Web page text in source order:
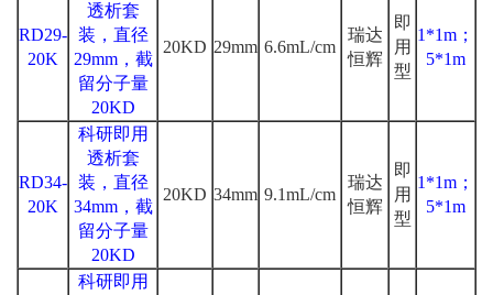
RD29-
20K
透析套
装，直径
29mm，截
留分子量
20KD
20KD 29mm 6.6mL/cm
瑞达
恒辉
即
用
型
1*1m；
5*1m
RD34-
20K
科研即用
透析套
装，直径
34mm，截
留分子量
20KD
20KD 34mm 9.1mL/cm
瑞达
恒辉
即
用
型
1*1m；
5*1m
科研即用